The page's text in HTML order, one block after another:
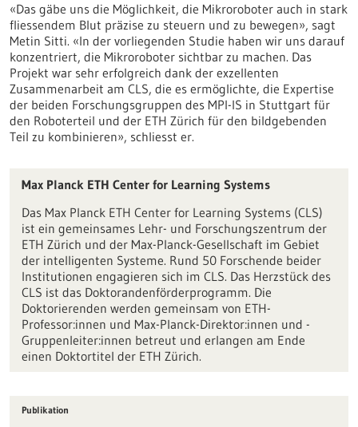
«Das gäbe uns die Möglichkeit, die Mikroroboter auch in stark
fliessendem Blut präzise zu steuern und zu bewegen», sagt
Metin Sitti. «In der vorliegenden Studie haben wir uns darauf
konzentriert, die Mikroroboter sichtbar zu machen. Das
Projekt war sehr erfolgreich dank der exzellenten
Zusammenarbeit am CLS, die es ermöglichte, die Expertise
der beiden Forschungsgruppen des MPI-IS in Stuttgart für
den Roboterteil und der ETH Zürich für den bildgebenden
Teil zu kombinieren», schliesst er.
Max Planck ETH Center for Learning Systems
Das Max Planck ETH Center for Learning Systems (CLS)
ist ein gemeinsames Lehr- und Forschungszentrum der
ETH Zürich und der Max-Planck-Gesellschaft im Gebiet
der intelligenten Systeme. Rund 50 Forschende beider
Institutionen engagieren sich im CLS. Das Herzstück des
CLS ist das Doktorandenförderprogramm. Die
Doktorierenden werden gemeinsam von ETH-
Professor:innen und Max-Planck-Direktor:innen und -
Gruppenleiter:innen betreut und erlangen am Ende
einen Doktortitel der ETH Zürich.
Publikation